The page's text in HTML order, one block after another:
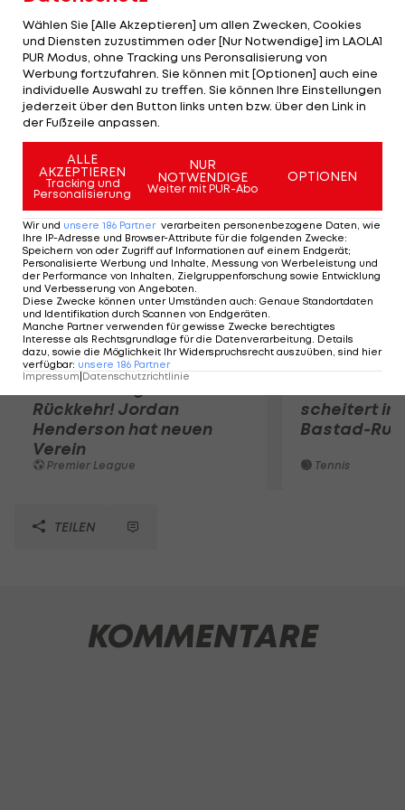
ausführliche Stellungnahme zu dem Wechsel wird
Lotus-Renault erst am Donnerstag
veröffentlichen. Ob Senna nur für ein Rennen oder
doch länger ins Cockpit schlüpft, ist bis dahin
unklar.
Mehr zum Thema
Rückkehr! Jordan
Henderson hat neuen
Verein
Premier League
scheitert in
Bastad-
Tennis
TEILEN
KOMMENTARE
Wählen Sie [Alle Akzeptieren] um allen Zwecken, Cookies
und Diensten zuzustimmen oder [Nur Notwendige] im LAOLA1
PUR Modus, ohne Tracking uns Peronsalisierung von
Werbung fortzufahren. Sie können mit [Optionen] auch eine
individuelle Auswahl zu treffen. Sie können Ihre Einstellungen
jederzeit über den Button links unten bzw. über den Link in
der Fußzeile anpassen.
ALLE
AKZEPTIEREN
Tracking und
Personalisierung
NUR
NOTWENDIGE
Weiter mit PUR-Abo
OPTIONEN
Wir und unsere 186 Partner verarbeiten personenbezogene Daten, wie
Ihre IP-Adresse und Browser-Attribute für die folgenden Zwecke:
Speichern von oder Zugriff auf Informationen auf einem Endgerät;
Personalisierte Werbung und Inhalte, Messung von Werbeleistung und
der Performance von Inhalten, Zielgruppenforschung sowie Entwicklung
und Verbesserung von Angeboten.
Diese Zwecke können unter Umständen auch: Genaue Standortdaten
und Identifikation durch Scannen von Endgeräten.
Manche Partner verwenden für gewisse Zwecke berechtigtes
Interesse als Rechtsgrundlage für die Datenverarbeitung. Details
dazu, sowie die Möglichkeit Ihr Widerspruchsrecht auszuüben, sind hier
verfügbar: unsere 186 Partner
Impressum Datenschutzrichtlinie